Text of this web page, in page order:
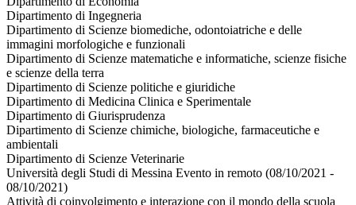
Dipartimento di Ingegneria
Dipartimento di Scienze biomediche, odontoiatriche e delle
immagini morfologiche e funzionali
Dipartimento di Scienze matematiche e informatiche, scienze fisiche
e scienze della terra
Dipartimento di Scienze politiche e giuridiche
Dipartimento di Medicina Clinica e Sperimentale
Dipartimento di Giurisprudenza
Dipartimento di Scienze chimiche, biologiche, farmaceutiche e
ambientali
Dipartimento di Scienze Veterinarie
Università degli Studi di Messina Evento in remoto (08/10/2021 -
08/10/2021)
Attività di coinvolgimento e interazione con il mondo della scuola